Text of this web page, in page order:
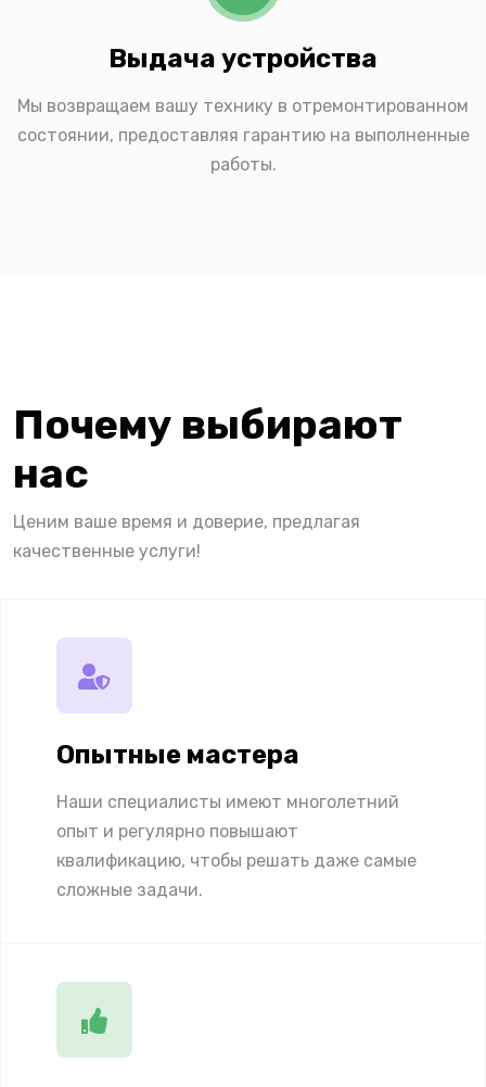
Выдача устройства
Мы возвращаем вашу технику в отремонтированном
состоянии, предоставляя гарантию на выполненные
работы.
Почему выбирают
нас
Ценим ваше время и доверие, предлагая
качественные услуги!
Опытные мастера
Наши специалисты имеют многолетний
опыт и регулярно повышают
квалификацию, чтобы решать даже самые
сложные задачи.